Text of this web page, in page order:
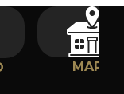
MAPS